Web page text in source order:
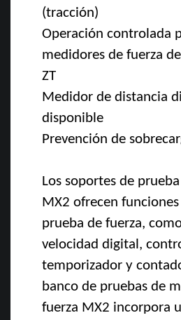
(tracción)
Operación controlada
medidores de fuerza
ZT
Medidor de distancia
disponible
Prevención de
Los soportes de
MX2 ofrecen funciones
prueba de fuerza,
velocidad digital,
temporizador y
banco de pruebas de
fuerza MX2 incorpora